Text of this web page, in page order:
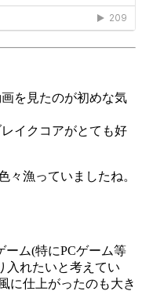
を見たのが初めな気
イクコアがとても好
漁っていましたね。
ム(特にPCゲーム等
入れたいと考えてい
に仕上がったのも大き